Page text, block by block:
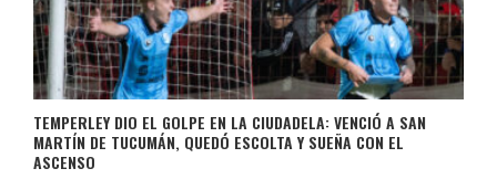
TEMPERLEY DIO EL GOLPE EN LA CIUDADELA: VENCIÓ A SAN
MARTÍN DE TUCUMÁN, QUEDÓ ESCOLTA Y SUEÑA CON EL
ASCENSO